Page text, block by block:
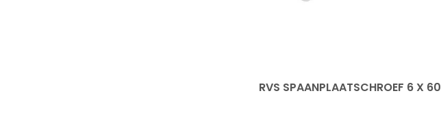
RVS SPAANPLAATSCHROEF 6 X 60